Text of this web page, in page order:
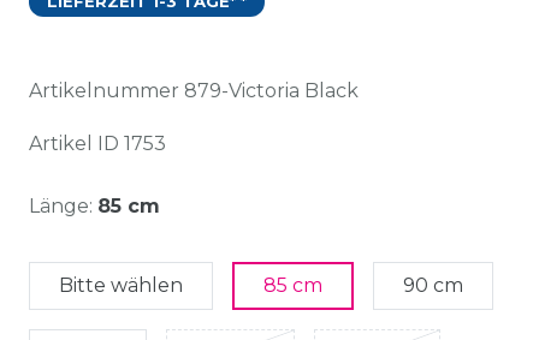
Artikelnummer 879-Victoria Black
Artikel ID 1753
Länge: 85 cm
Bitte wählen 85 cm 90 cm